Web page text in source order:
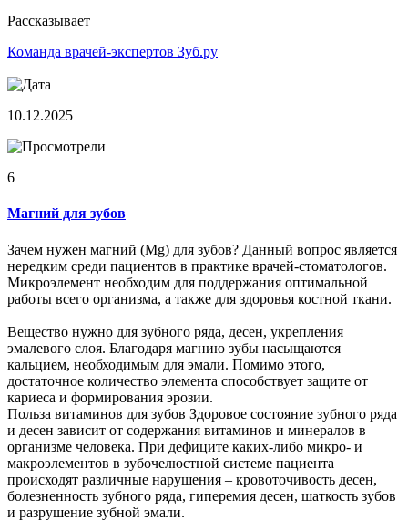
Рассказывает
Команда врачей-экспертов Зуб.ру
10.12.2025
6
Магний для зубов
Зачем нужен магний (Mg) для зубов? Данный вопрос является
нередким среди пациентов в практике врачей-стоматологов.
Микроэлемент необходим для поддержания оптимальной
работы всего организма, а также для здоровья костной ткани.
Вещество нужно для зубного ряда, десен, укрепления
эмалевого слоя. Благодаря магнию зубы насыщаются
кальцием, необходимым для эмали. Помимо этого,
достаточное количество элемента способствует защите от
кариеса и формирования эрозии.
Польза витаминов для зубов Здоровое состояние зубного ряда
и десен зависит от содержания витаминов и минералов в
организме человека. При дефиците каких-либо микро- и
макроэлементов в зубочелюстной системе пациента
происходят различные нарушения – кровоточивость десен,
болезненность зубного ряда, гиперемия десен, шаткость зубов
и разрушение зубной эмали.